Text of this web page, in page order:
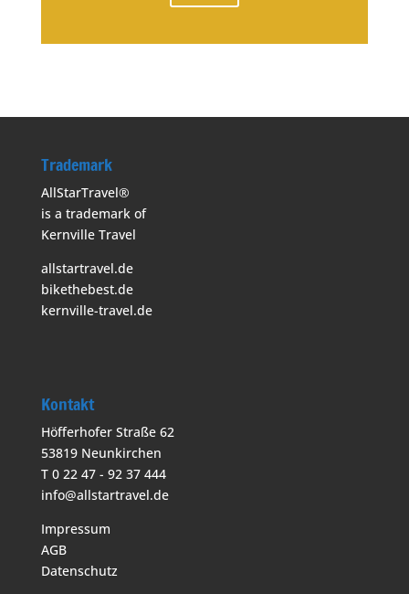
Trademark
AllStarTravel®
is a trademark of
Kernville Travel
allstartravel.de
bikethebest.de
kernville-travel.de
Kontakt
Höfferhofer Straße 62
53819 Neunkirchen
T 0 22 47 - 92 37 444
info@allstartravel.de
Impressum
AGB
Datenschutz